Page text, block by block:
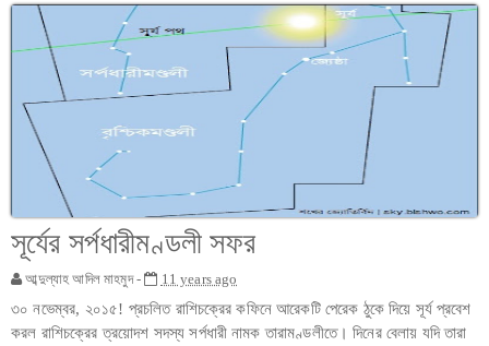
সূর্যের সর্পধারীমণ্ডলী সফর
আব্দুল্যাহ আদিল মাহমুদ - 11 years ago
৩০ নভেম্বর, ২০১৫! প্রচলিত রাশিচক্রের কফিনে আরেকটি পেরেক ঠুকে দিয়ে সূর্য প্রবেশ
করল রাশিচক্রের ত্রয়োদশ সদস্য সর্পধারী নামক তারামণ্ডলীতে। দিনের বেলায় যদি তারা